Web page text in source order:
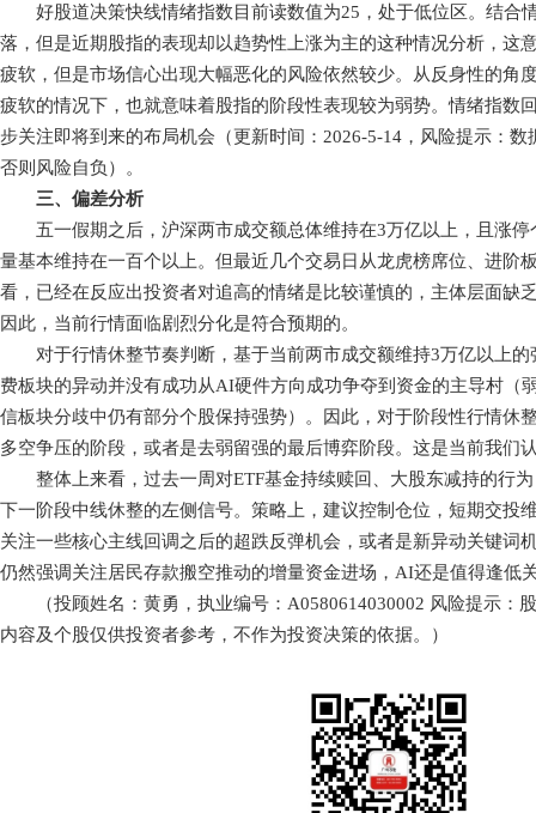
好股道决策快线情绪指数目前读数值为25，处于低位区。结合
落，但是近期股指的表现却以趋势性上涨为主的这种情况分析，这
疲软，但是市场信心出现大幅恶化的风险依然较少。从反身性的角
疲软的情况下，也就意味着股指的阶段性表现较为弱势。情绪指数
步关注即将到来的布局机会（更新时间：2026-5-14，风险提示：
否则风险自负）。
三、偏差分析
五一假期之后，沪深两市成交额总体维持在3万亿以上，且涨停
量基本维持在一百个以上。但最近几个交易日从龙虎榜席位、进阶
看，已经在反应出投资者对追高的情绪是比较谨慎的，主体层面缺
因此，当前行情面临剧烈分化是符合预期的。
对于行情休整节奏判断，基于当前两市成交额维持3万亿以上的
费板块的异动并没有成功从AI硬件方向成功争夺到资金的主导村（
信板块分歧中仍有部分个股保持强势）。因此，对于阶段性行情休
多空争压的阶段，或者是去弱留强的最后博弈阶段。这是当前我们
整体上来看，过去一周对ETF基金持续赎回、大股东减持的行为
下一阶段中线休整的左侧信号。策略上，建议控制仓位，短期交投
关注一些核心主线回调之后的超跌反弹机会，或者是新异动关键词
仍然强调关注居民存款搬空推动的增量资金进场，AI还是值得逢低
（投顾姓名：黄勇，执业编号：A0580614030002 风险提示：
内容及个股仅供投资者参考，不作为投资决策的依据。）